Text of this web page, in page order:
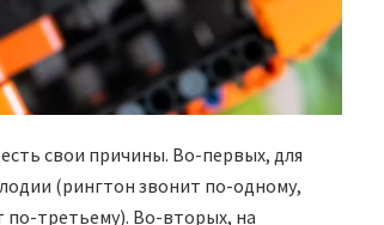
свои причины. Во-первых, для
(рингтон звонит по-одному,
по-третьему). Во-вторых, на